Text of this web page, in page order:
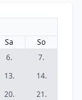
Sa
So
6.
7.
13.
14.
20.
21.